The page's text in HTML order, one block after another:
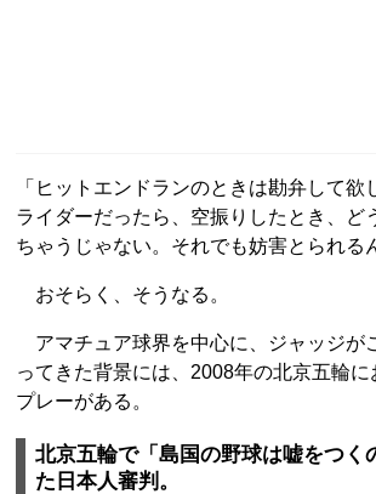
「ヒットエンドランのときは勘弁して欲
ライダーだったら、空振りしたとき、ど
ちゃうじゃない。それでも妨害とられる
おそらく、そうなる。
アマチュア球界を中心に、ジャッジが
ってきた背景には、2008年の北京五輪
プレーがある。
北京五輪で「島国の野球は嘘をつく
た日本人審判。